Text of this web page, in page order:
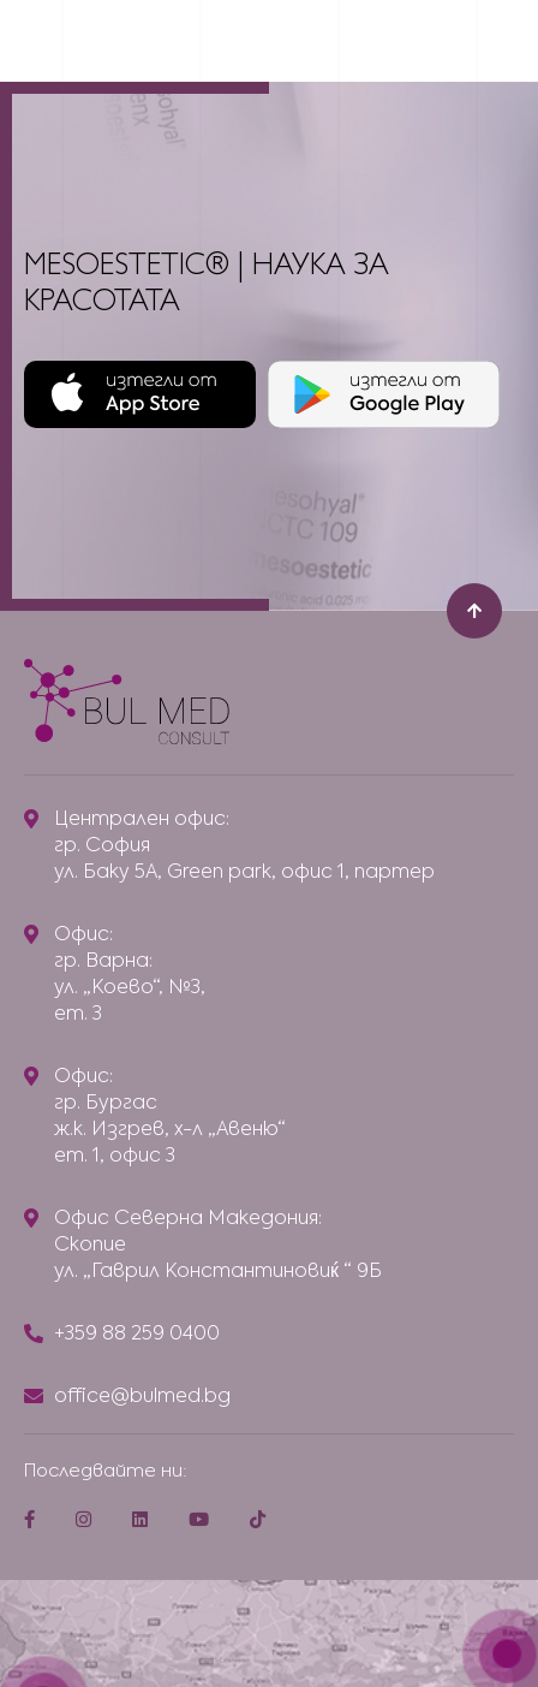
MESOESTETIC® | НАУКА ЗА
КРАСОТАТА
Централен офис:
гр. София
ул. Баку 5А, Green park, офис 1, партер
Офис:
гр. Варна:
ул. „Коево“, №3,
ет. 3
Офис:
гр. Бургас
ж.к. Изгрев, х-л „Авеню“
ет. 1, офис 3
Офис Северна Македония:
Скопие
ул. „Гаврил Константиновиќ “ 9Б
+359 88 259 0400
office@bulmed.bg
Последвайте ни: